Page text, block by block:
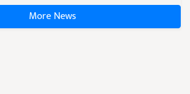
More News